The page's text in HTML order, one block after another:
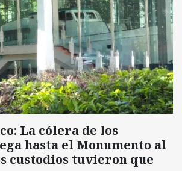
La cólera de los
hasta el Monumento al
custodios tuvieron que